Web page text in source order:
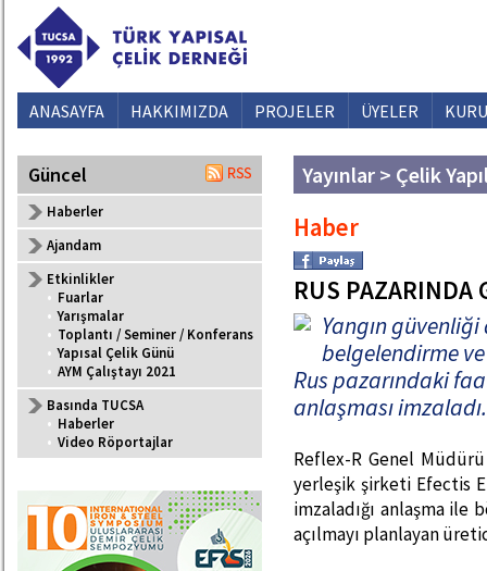
ANASAYFA HAKKIMIZDA PROJELER ÜYELER
Güncel
Haberler
Ajandam
Etkinlikler
• Fuarlar
• Yarışmalar
• Toplantı / Seminer / Konferans
• Yapısal Çelik Günü
• AYM Çalıştayı 2021
Basında TUCSA
• Haberler
• Video Röportajlar
Yayınlar > Çelik
Haber
RUS PAZARINDA
Yangın
belgelendirme
Rus pazarındaki
anlaşması imzaladı.
Reflex-R Genel
yerleşik şirketi Efectis
imzaladığı anlaşma ile
açılmayı planlayan